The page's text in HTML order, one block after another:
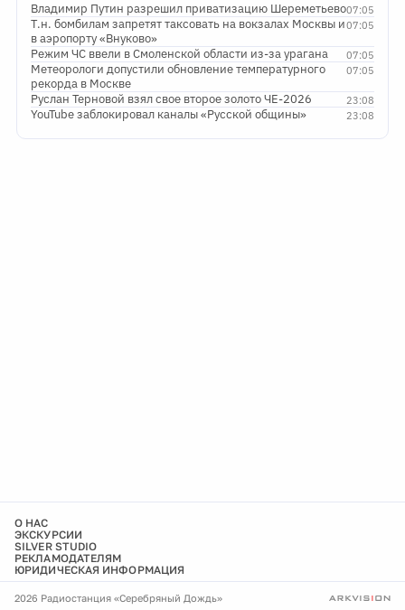
07:05
Владимир Путин разрешил приватизацию Шереметьево
07:05
Т.н. бомбилам запретят таксовать на вокзалах Москвы и
в аэропорту «Внуково»
07:05
Режим ЧС ввели в Смоленской области из-за урагана
07:05
Метеорологи допустили обновление температурного
рекорда в Москве
23:08
Руслан Терновой взял свое второе золото ЧЕ-2026
23:08
YouTube заблокировал каналы «Русской общины»
О НАС
ЭКСКУРСИИ
SILVER STUDIO
РЕКЛАМОДАТЕЛЯМ
ЮРИДИЧЕСКАЯ ИНФОРМАЦИЯ
2026 Радиостанция «Серебряный Дождь»